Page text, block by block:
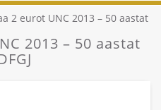
2 eurot UNC 2013 – 50 aastat
2013 – 50 aastat